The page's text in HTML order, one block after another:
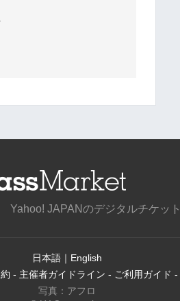
Yahoo! JAPANのデジタルチケット
日本語 ｜ English
- 主催者ガイドライン - ご利用ガイド -
写真：アフロ